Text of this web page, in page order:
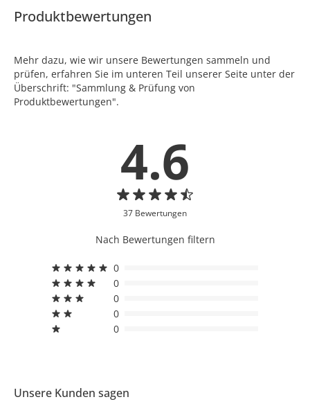
Produktbewertungen
Mehr dazu, wie wir unsere Bewertungen sammeln und
prüfen, erfahren Sie im unteren Teil unserer Seite unter der
Überschrift: "Sammlung & Prüfung von
Produktbewertungen".
4.6
37 Bewertungen
Nach Bewertungen filtern
0
0
0
0
0
Unsere Kunden sagen